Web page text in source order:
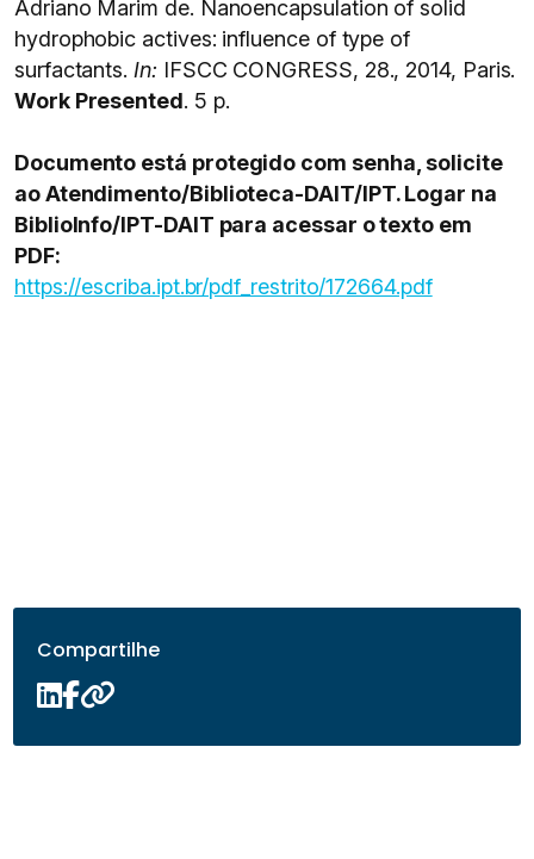
Adriano Marim de. Nanoencapsulation of solid
hydrophobic actives: influence of type of
surfactants. In: IFSCC CONGRESS, 28., 2014, Paris.
Work Presented. 5 p.
Documento está protegido com senha, solicite
ao Atendimento/Biblioteca-DAIT/IPT. Logar na
BiblioInfo/IPT-DAIT para acessar o texto em
PDF:
https://escriba.ipt.br/pdf_restrito/172664.pdf
Compartilhe